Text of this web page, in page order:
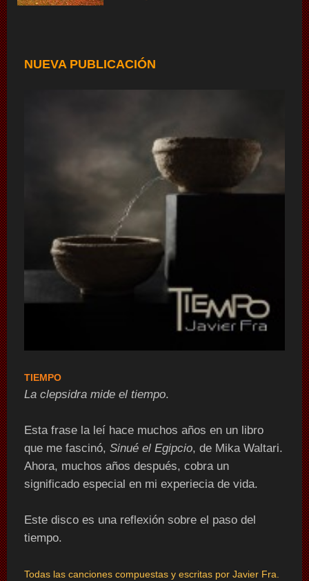
NUEVA PUBLICACIÓN
TIEMPO
La clepsidra mide el tiempo
Esta frase la leí hace muchos años en un libro
que me fascinó, Sinué el Egipcio , de Mika Waltari.
Ahora, muchos años después, cobra un
significado especial en mi experiecia de vida.
Este disco es una reflexión sobre el paso del
tiempo.
Todas las canciones compuestas y escritas por Javier Fra.